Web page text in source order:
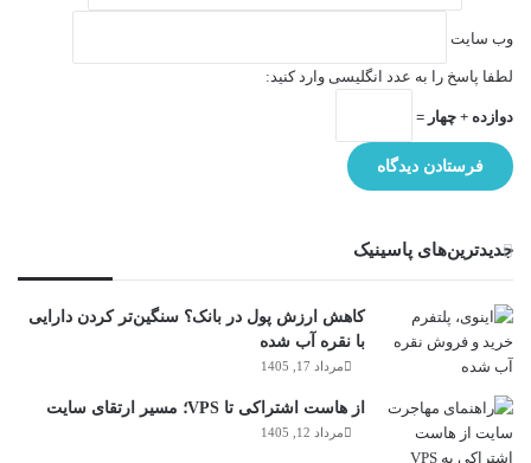
وب‌ سایت
لطفا پاسخ را به عدد انگلیسی وارد کنید:
دوازده + چهار =
جدیدترین‌های پاسینیک
کاهش ارزش پول در بانک؟ سنگین‌تر کردن دارایی
با نقره آب شده
مرداد 17, 1405
از هاست اشتراکی تا VPS؛ مسیر ارتقای سایت
مرداد 12, 1405